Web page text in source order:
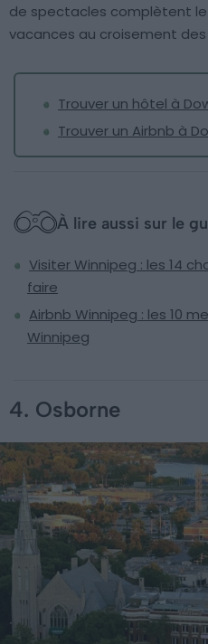
de spectacles complètent
vacances au croisement
Trouver un hôtel à
Trouver un Airbnb à
À lire aussi sur le
Visiter Winnipeg : les 14
faire
Airbnb Winnipeg : les 10
Winnipeg
4. Osborne